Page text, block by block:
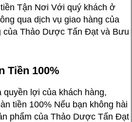
Tận Nơi Với quý khách ở
qua dịch vụ giao hàng của
của Thảo Dược Tấn Đạt và Bưu
Tiền 100%
lợi của khách hàng,
tiền 100% Nếu bạn không hài
phẩm của Thảo Dược Tấn Đạt